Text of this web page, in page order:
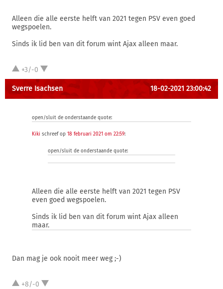
Alleen die alle eerste helft van 2021 tegen PSV even goed
wegspoelen.
Sinds ik lid ben van dit forum wint Ajax alleen maar.
+3/-0
Sverre Isachsen 18-02-2021 23:00:42
open/sluit de onderstaande quote:
Kiki schreef op 18 februari 2021 om 22:59:
open/sluit de onderstaande quote:
Alleen die alle eerste helft van 2021 tegen PSV
even goed wegspoelen.
Sinds ik lid ben van dit forum wint Ajax alleen
maar.
Dan mag je ook nooit meer weg ;-)
+8/-0